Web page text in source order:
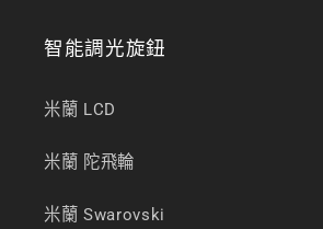
智能調光旋鈕
米蘭 LCD
米蘭 陀飛輪
米蘭 Swarovski